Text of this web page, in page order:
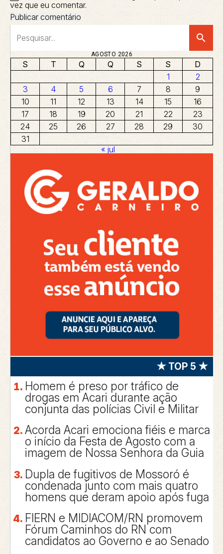
vez que eu comentar.
search
AGOSTO 2026
S T Q Q S S
D
1
2
3
4 5 6 7 8
9
10
11 12 13 14 15
16
17
18 19 20 21 22
23
24
25 26 27 28 29
30
31
« jul
★ TOP 5 ★
Homem é preso por tráfico de
drogas em Acari durante ação
conjunta das polícias Civil e Militar
Acorda Acari emociona fiéis e marca
o início da Festa de Agosto com a
imagem de Nossa Senhora da Guia
Dupla de fugitivos de Mossoró é
condenada junto com mais quatro
homens que deram apoio após fuga
FIERN e MIDIACOM/RN promovem
Fórum Caminhos do RN com
candidatos ao Governo e ao Senado